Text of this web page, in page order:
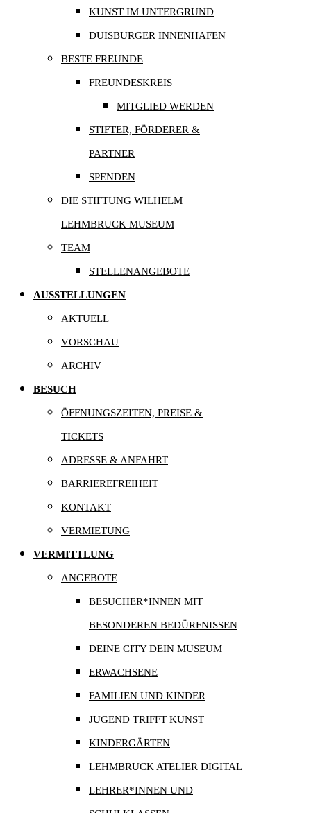
KUNST IM UNTERGRUND
DUISBURGER INNENHAFEN
BESTE FREUNDE
FREUNDESKREIS
MITGLIED WERDEN
STIFTER, FÖRDERER &
PARTNER
SPENDEN
DIE STIFTUNG WILHELM
LEHMBRUCK MUSEUM
TEAM
STELLENANGEBOTE
AUSSTELLUNGEN
AKTUELL
VORSCHAU
ARCHIV
BESUCH
ÖFFNUNGSZEITEN, PREISE &
TICKETS
ADRESSE & ANFAHRT
BARRIEREFREIHEIT
KONTAKT
VERMIETUNG
VERMITTLUNG
ANGEBOTE
BESUCHER*INNEN MIT
BESONDEREN BEDÜRFNISSEN
DEINE CITY DEIN MUSEUM
ERWACHSENE
FAMILIEN UND KINDER
JUGEND TRIFFT KUNST
KINDERGÄRTEN
LEHMBRUCK ATELIER DIGITAL
LEHRER*INNEN UND